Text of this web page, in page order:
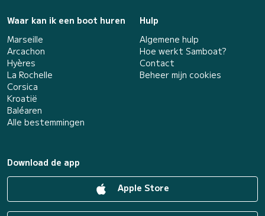
Waar kan ik een boot huren
Marseille
Arcachon
Hyères
La Rochelle
Corsica
Kroatië
Baléaren
Alle bestemmingen
Hulp
Algemene hulp
Hoe werkt Samboat?
Contact
Beheer mijn cookies
Download de app
Apple Store